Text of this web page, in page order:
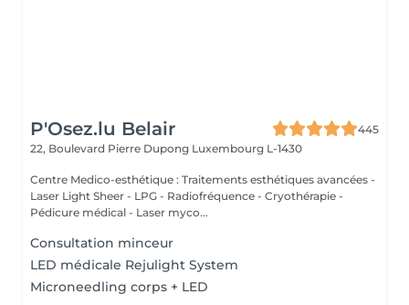
P'Osez.lu Belair
445
22, Boulevard Pierre Dupong Luxembourg L-1430
Centre Medico-esthétique : Traitements esthétiques avancées -
Laser Light Sheer - LPG - Radiofréquence - Cryothérapie -
Pédicure médical - Laser myco...
Consultation minceur
LED médicale Rejulight System
Microneedling corps + LED